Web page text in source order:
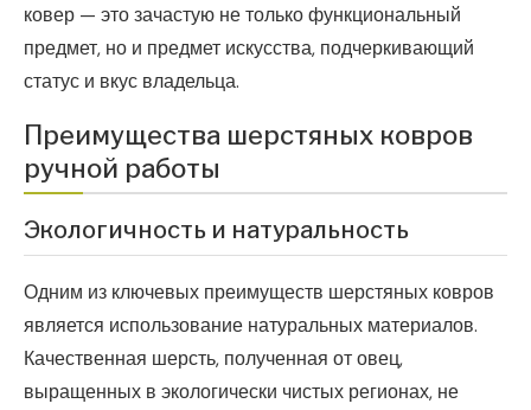
ковер — это зачастую не только функциональный
предмет, но и предмет искусства, подчеркивающий
статус и вкус владельца.
Преимущества шерстяных ковров
ручной работы
Экологичность и натуральность
Одним из ключевых преимуществ шерстяных ковров
является использование натуральных материалов.
Качественная шерсть, полученная от овец,
выращенных в экологически чистых регионах, не